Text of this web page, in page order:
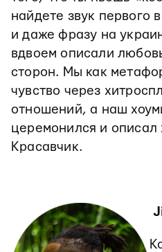
найдете звук первого
и даже фразу на
вдвоем описали
сторон. Мы как
чувство через
отношений, а наш
церемонился и
Красавчик.